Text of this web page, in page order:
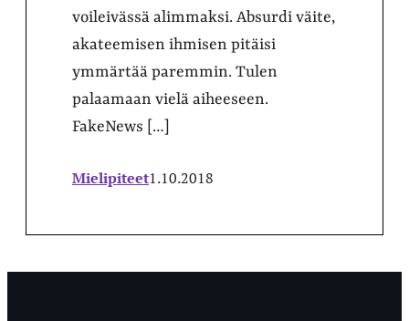
voileivässä alimmaksi. Absurdi väite,
akateemisen ihmisen pitäisi
ymmärtää paremmin. Tulen
palaamaan vielä aiheeseen.
FakeNews […]
Mielipiteet1.10.2018